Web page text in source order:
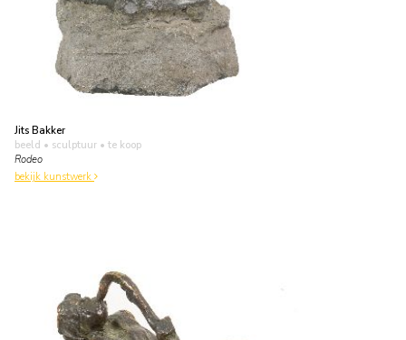
Jits Bakker
beeld • sculptuur • te koop
Rodeo
bekijk kunstwerk